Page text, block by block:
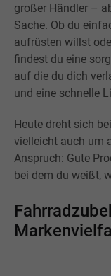
großer Händler –
Sache. Ob du
aufrüsten willst
findest du eine
auf die du dich
und eine schnelle
Heute dreht sich
vielleicht auch um
Anspruch: Gute
bei dem du weißt,